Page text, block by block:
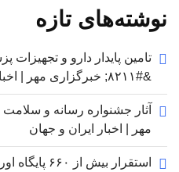
نوشته‌های تازه
تامین پایدار دارو و
&#۸۲۱۱; خبرگزاری مهر | اخبار ایران و جهان
مهر | اخبار ایران و جهان
استقرار بیش